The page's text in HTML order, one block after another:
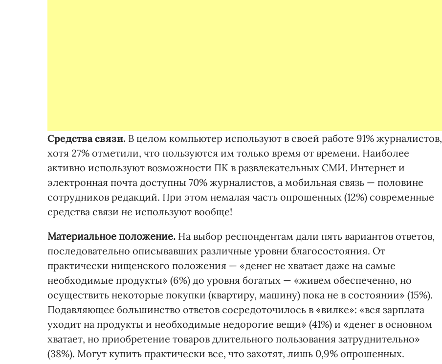
Средства связи. В целом компьютер используют в своей работе 91% журналистов,
хотя 27% отметили, что пользуются им только время от времени. Наиболее
активно используют возможности ПК в развлекательных СМИ. Интернет и
электронная почта доступны 70% журналистов, а мобильная связь — половине
сотрудников редакций. При этом немалая часть опрошенных (12%) современные
средства связи не используют вообще!
Материальное положение. На выбор респондентам дали пять вариантов ответов,
последовательно описывавших различные уровни благосостояния. От
практически нищенского положения — «денег не хватает даже на самые
необходимые продукты» (6%) до уровня богатых — «живем обеспеченно, но
осуществить некоторые покупки (квартиру, машину) пока не в состоянии» (15%).
Подавляющее большинство ответов сосредоточилось в «вилке»: «вся зарплата
уходит на продукты и необходимые недорогие вещи» (41%) и «денег в основном
хватает, но приобретение товаров длительного пользования затруднительно»
(38%). Могут купить практически все, что захотят, лишь 0,9% опрошенных.